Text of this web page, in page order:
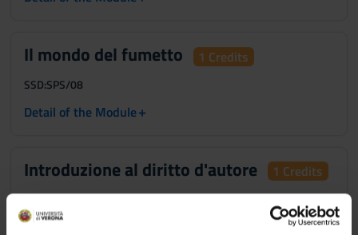
Il mondo del fumetto 1 Credits
SSD:SPS/08
Detail of the Module+
Introduzione al diritto d'autore 1 Credits
SSD:IUS/04
Detail of the Module